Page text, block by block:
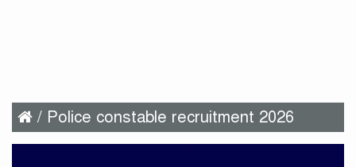
/ Police constable recruitment 2026